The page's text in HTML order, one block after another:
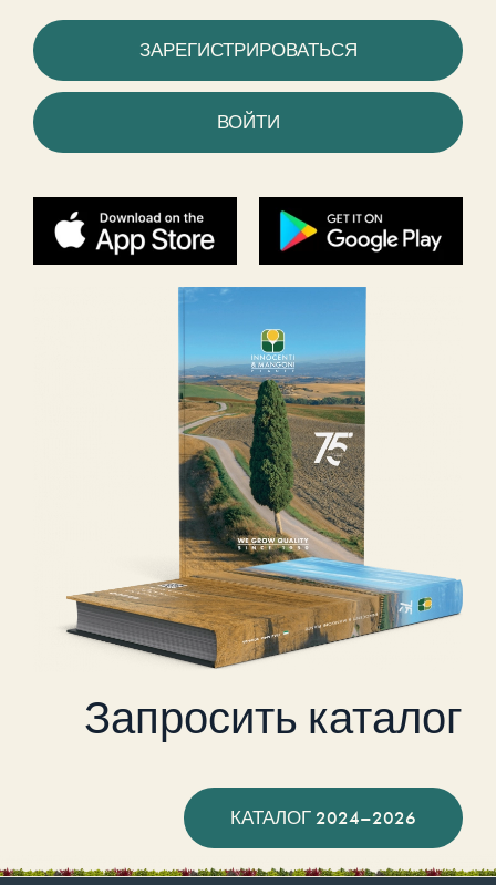
ЗАРЕГИСТРИРОВАТЬСЯ
ВОЙТИ
Запросить каталог
КАТАЛОГ 2024–2026